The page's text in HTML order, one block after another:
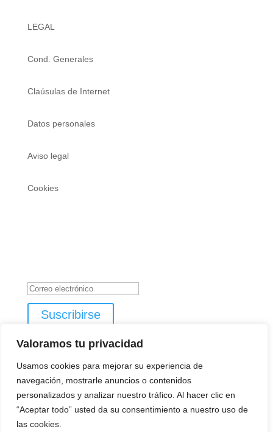
Valoramos tu privacidad
Usamos cookies para mejorar su experiencia de
navegación, mostrarle anuncios o contenidos
personalizados y analizar nuestro tráfico. Al hacer clic en
“Aceptar todo” usted da su consentimiento a nuestro uso de
las cookies.
LEGAL
Cond. Generales
Claúsulas de Internet
Datos personales
Aviso legal
Cookies
Suscribirse
Diseño y creación web byPublydea © | Todos los